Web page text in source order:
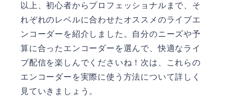
以上、初心者からプロフェッショナルまで、そ
れぞれのレベルに合わせたオススメのライブエ
ンコーダーを紹介しました。自分のニーズや予
算に合ったエンコーダーを選んで、快適なライ
ブ配信を楽しんでくださいね！次は、これらの
エンコーダーを実際に使う方法について詳しく
見ていきましょう。